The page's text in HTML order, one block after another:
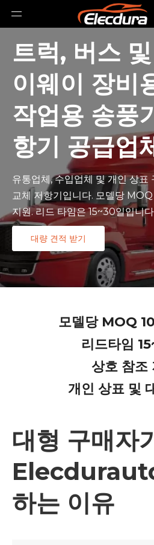
트럭, 버스
이웨이 장비
작업용 송풍
항기 공급업
유통업체, 수입업체 및 개인 상표
교체 저항기입니다. 모델당
지원. 리드 타임은 15~30일입니
대량 견적 받기
모델당 MOQ
리드타임
상호 참조
개인 상표 및
대형 구매자
하는 이유